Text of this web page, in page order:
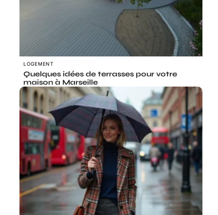
LOGEMENT
Quelques idées de terrasses pour votre
maison à Marseille